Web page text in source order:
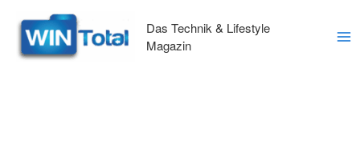
Inhalt
springen
Das Technik & Lifestyle
Magazin